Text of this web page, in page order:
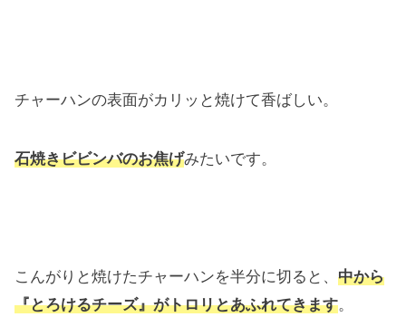
チャーハンの表面がカリッと焼けて香ばしい。
石焼きビビンバのお焦げみたいです。
こんがりと焼けたチャーハンを半分に切ると、 中から
『とろけるチーズ』がトロリとあふれてきます。